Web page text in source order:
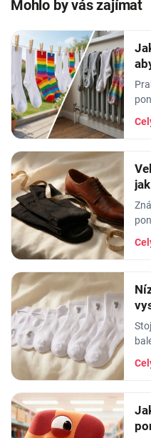
Mohlo by vás zajímat